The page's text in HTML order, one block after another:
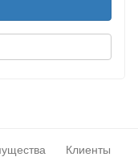
Клиенты